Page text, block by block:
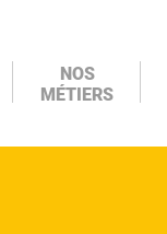
NOS
MÉTIERS